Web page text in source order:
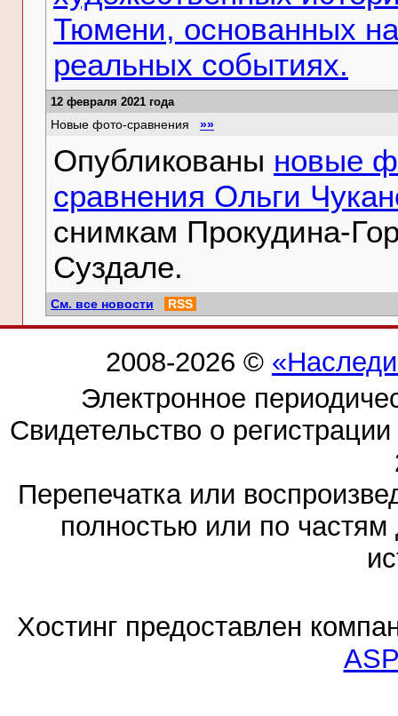
Тюмени, основанных на
реальных событиях.
12 февраля 2021 года
Новые фото-сравнения »»
Опубликованы новые
сравнения Ольги
снимкам Прокудина-
Суздале.
См. все новости RSS
2008-2026 ©
Электронное
Свидетельство о
Перепечатка или
полностью или по частям
Хостинг предоставлен